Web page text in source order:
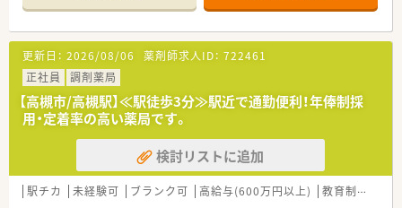
【店舗情報と応需状況について】
■高槻市駅から徒歩1分という非常に便利な場所に位置してお
り、2025年夏に新規オープンを予定している注目の新店です。
■主な応需科目は皮膚科や眼科、整形外科に内科など多岐にわた
り、クリニック門前で幅広い処方に触れることが可能な環境で
す。
■外来業務がメインの店舗であり在宅業務の割合は低いため、車
の運転に自信がない方でも安心して日々の業務に専念いただけ
ます。
【想定される業務内容】
■主に外来処方箋に基づいた調剤業務や監査、患者様への丁寧な
更新日： 2026/08/06 薬剤師求人ID： 722461
正社員
調剤薬局
【高槻市/高槻駅】≪駅徒歩3分≫駅近で通勤便利！年俸制採
用・定着率の高い薬局です。
検討リストに追加
駅チカ 未経験可 ブランク可 高給与(600万円以上) 教育制度あり